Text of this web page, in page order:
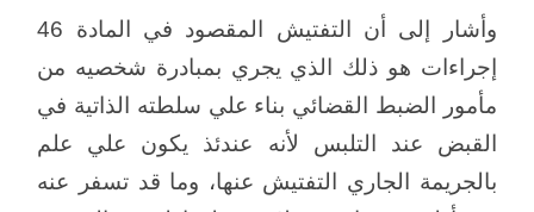
وأشار إلى أن التفتيش المقصود في المادة 46
إجراءات هو ذلك الذي يجري بمبادرة شخصيه من
مأمور الضبط القضائي بناء علي سلطته الذاتية في
القبض عند التلبس لأنه عندئذ يكون علي علم
بالجريمة الجاري التفتيش عنها، وما قد تسفر عنه